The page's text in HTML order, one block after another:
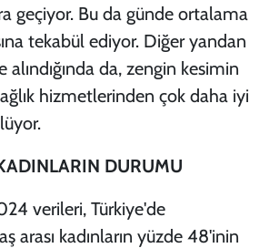
geçiyor. Bu da günde ortalama
tekabül ediyor. Diğer yandan
da, zengin kesimin
hizmetlerinden çok daha iyi
DURUMU
verileri, Türkiye'de
arası kadınların yüzde 48'inin